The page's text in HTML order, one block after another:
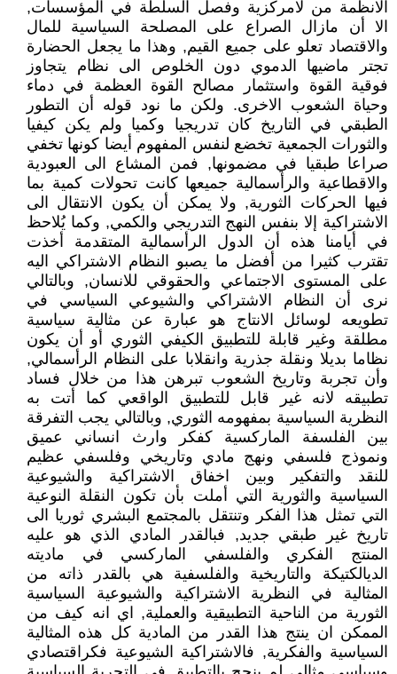
الانظمة من لامركزية وفصل السلطة في المؤسسات,
الا أن مازال الصراع على المصلحة السياسية للمال
والاقتصاد تعلو على جميع القيم, وهذا ما يجعل الحضارة
تجتر ماضيها الدموي دون الخلوص الى نظام يتجاوز
فوقية القوة واستثمار مصالح القوة العظمة في دماء
وحياة الشعوب الاخرى. ولكن ما نود قوله أن التطور
الطبقي في التاريخ كان تدريجيا وكميا ولم يكن كيفيا
والثورات الجمعية تخضع لنفس المفهوم أيضا كونها تخفي
صراعا طبقيا في مضمونها, فمن المشاع الى العبودية
والاقطاعية والرأسمالية جميعها كانت تحولات كمية بما
فيها الحركات الثورية, ولا يمكن أن يكون الانتقال الى
الاشتراكية إلا بنفس النهج التدريجي والكمي, وكما يُلاحظ
في أيامنا هذه أن الدول الرأسمالية المتقدمة أخذت
تقترب كثيرا من أفضل ما يصبو النظام الاشتراكي اليه
على المستوى الاجتماعي والحقوقي للانسان, وبالتالي
نرى أن النظام الاشتراكي والشيوعي السياسي في
تطويعه لوسائل الانتاج هو عبارة عن مثالية سياسية
مطلقة وغير قابلة للتطبيق الكيفي الثوري أو أن يكون
نظاما بديلا ونقلة جذرية وانقلابا على النظام الرأسمالي,
وأن تجربة وتاريخ الشعوب تبرهن هذا من خلال فساد
تطبيقه لانه غير قابل للتطبيق الواقعي كما أتت به
النظرية السياسية بمفهومه الثوري, وبالتالي يجب التفرقة
بين الفلسفة الماركسية كفكر وارث انساني عميق
ونموذج فلسفي ونهج مادي وتاريخي وفلسفي عظيم
للنقد والتفكير وبين اخفاق الاشتراكية والشيوعية
السياسية والثورية التي أملت بأن تكون النقلة النوعية
التي تمثل هذا الفكر وتنتقل بالمجتمع البشري ثوريا الى
تاريخ غير طبقي جديد, فبالقدر المادي الذي هو عليه
المنتج الفكري والفلسفي الماركسي في ماديته
الديالكتيكة والتاريخية والفلسفية هي بالقدر ذاته من
المثالية في النظرية الاشتراكية والشيوعية السياسية
الثورية من الناحية التطبيقية والعملية, اي انه كيف من
الممكن ان ينتج هذا القدر من المادية كل هذه المثالية
السياسية والفكرية, فالاشتراكية الشيوعية فكراقتصادي